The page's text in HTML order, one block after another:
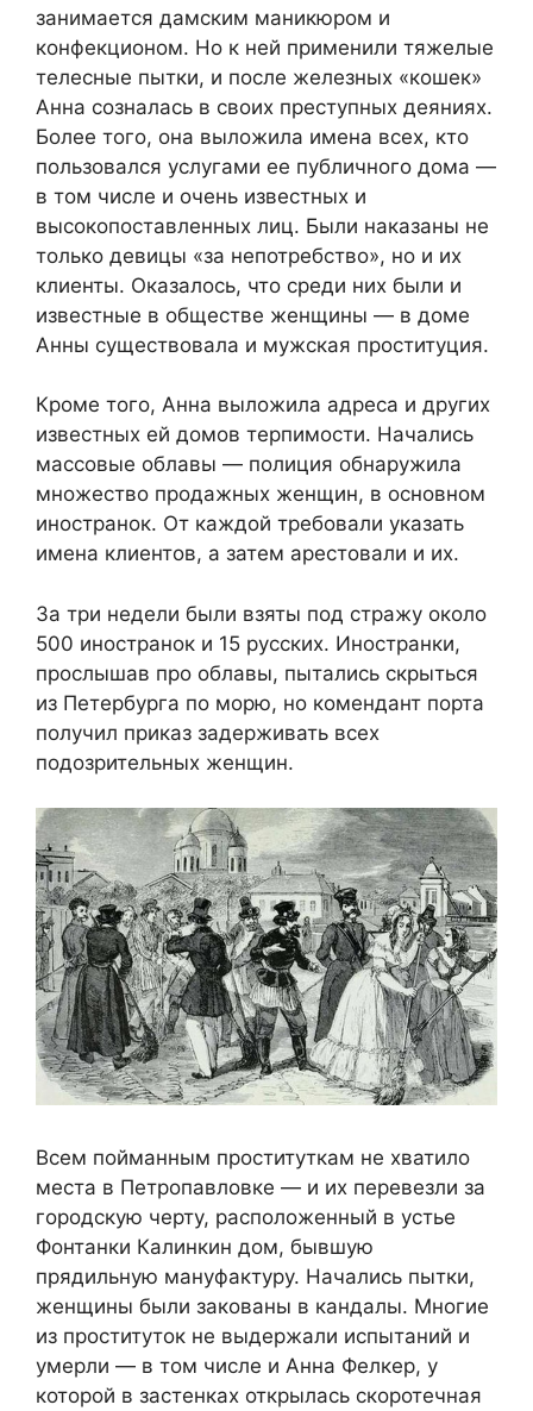
занимается дамским маникюром и
конфекционом. Но к ней применили тяжелые
телесные пытки, и после железных «кошек»
Анна созналась в своих преступных деяниях.
Более того, она выложила имена всех, кто
пользовался услугами ее публичного дома —
в том числе и очень известных и
высокопоставленных лиц. Были наказаны не
только девицы «за непотребство», но и их
клиенты. Оказалось, что среди них были и
известные в обществе женщины — в доме
Анны существовала и мужская проституция.
Кроме того, Анна выложила адреса и других
известных ей домов терпимости. Начались
массовые облавы — полиция обнаружила
множество продажных женщин, в основном
иностранок. От каждой требовали указать
имена клиентов, а затем арестовали и их.
За три недели были взяты под стражу около
500 иностранок и 15 русских. Иностранки,
прослышав про облавы, пытались скрыться
из Петербурга по морю, но комендант порта
получил приказ задерживать всех
подозрительных женщин.
Всем пойманным проституткам не хватило
места в Петропавловке — и их перевезли за
городскую черту, расположенный в устье
Фонтанки Калинкин дом, бывшую
прядильную мануфактуру. Начались пытки,
женщины были закованы в кандалы. Многие
из проституток не выдержали испытаний и
умерли — в том числе и Анна Фелкер, у
которой в застенках открылась скоротечная